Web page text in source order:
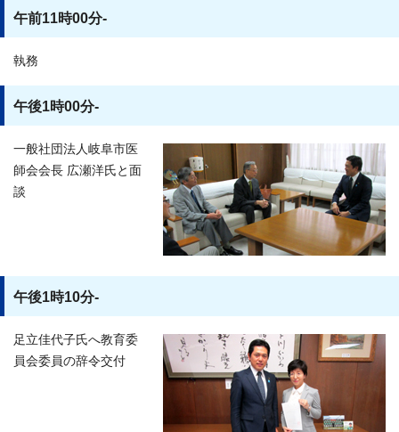
午前11時00分-
執務
午後1時00分-
一般社団法人岐阜市医
師会会長 広瀬洋氏と面
談
午後1時10分-
足立佳代子氏へ教育委
員会委員の辞令交付